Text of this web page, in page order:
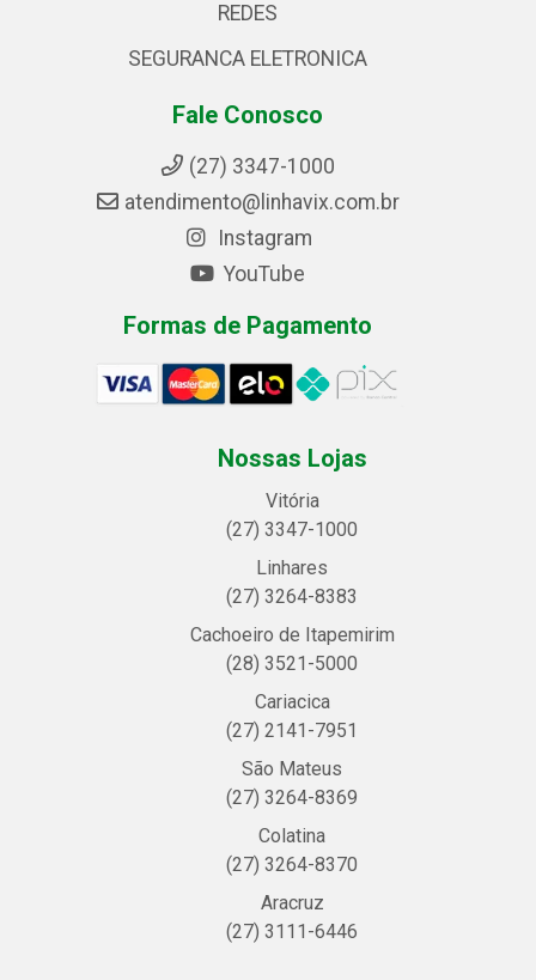
REDES
SEGURANCA ELETRONICA
Fale Conosco
(27) 3347-1000
atendimento@linhavix.com.br
Instagram
YouTube
Formas de Pagamento
Nossas Lojas
Vitória
(27) 3347-1000
Linhares
(27) 3264-8383
Cachoeiro de Itapemirim
(28) 3521-5000
Cariacica
(27) 2141-7951
São Mateus
(27) 3264-8369
Colatina
(27) 3264-8370
Aracruz
(27) 3111-6446